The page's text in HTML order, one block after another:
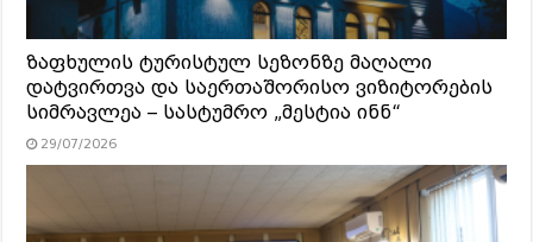
ზაფხულის ტურისტულ სეზონზე მაღალი
დატვირთვა და საერთაშორისო ვიზიტორების
სიმრავლეა – სასტუმრო „მესტია ინნ“
29/07/2026